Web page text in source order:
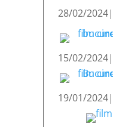
28/02/2024|
15/02/2024|
19/01/2024|